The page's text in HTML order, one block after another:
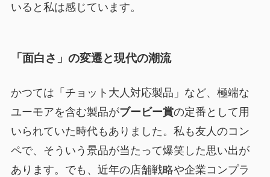
いると私は感じています。
「面白さ」の変遷と現代の潮流
かつては「チョット大人対応製品」など、極端な
ユーモアを含む製品がブービー賞の定番として用
いられていた時代もありました。私も友人のコン
ペで、そういう景品が当たって爆笑した思い出が
あります。でも、近年の店舗戦略や企業コンプラ